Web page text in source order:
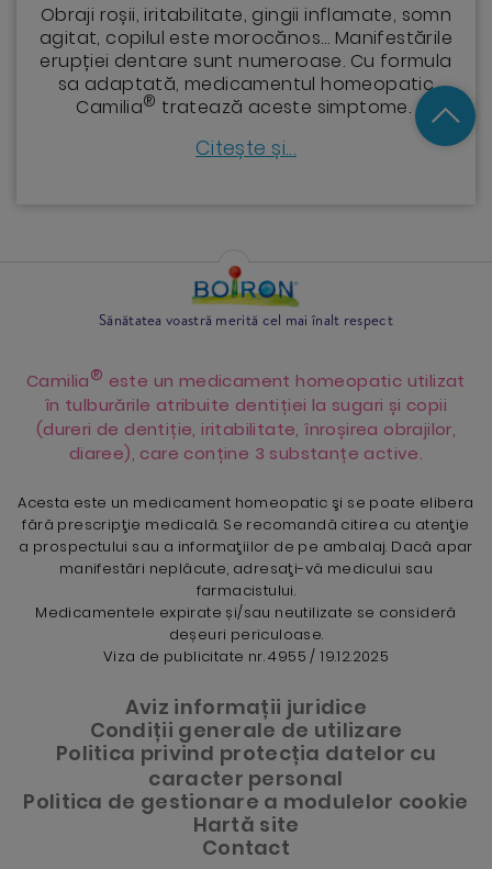
Obraji roșii, iritabilitate, gingii inflamate, somn
agitat, copilul este morocănos… Manifestările
erupției dentare sunt numeroase. Cu formula
sa adaptată, medicamentul homeopatic
Camilia® tratează aceste simptome.
Citește și...
Sănătatea voastră merită cel mai înalt respect
Camilia® este un medicament homeopatic utilizat
în tulburările atribuite dentiției la sugari și copii
(dureri de dentiție, iritabilitate, înroșirea obrajilor,
diaree), care conține 3 substanțe active.
Acesta este un medicament homeopatic şi se poate elibera
fără prescripţie medicală. Se recomandă citirea cu atenţie
a prospectului sau a informaţiilor de pe ambalaj. Dacă apar
manifestări neplăcute, adresaţi-vă medicului sau
farmacistului.
Medicamentele expirate și/sau neutilizate se consideră
deșeuri periculoase.
Viza de publicitate nr. 4955 / 19.12.2025
Aviz informații juridice
Condiții generale de utilizare
Politica privind protecția datelor cu
caracter personal
Politica de gestionare a modulelor cookie
Hartă site
Contact